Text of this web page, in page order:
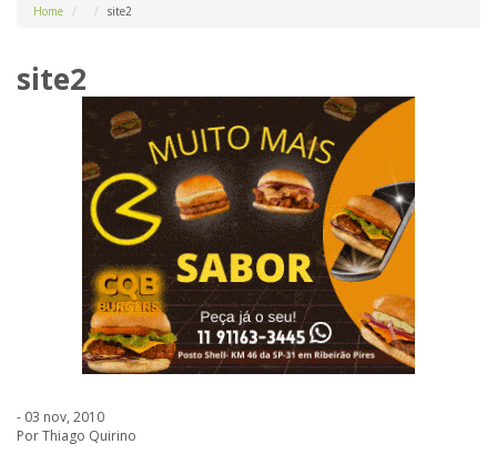
Home site2
site2
- 03 nov, 2010
Por Thiago Quirino